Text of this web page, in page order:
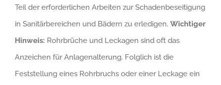
Teil der erforderlichen Arbeiten zur Schadenbeseitigung
in Sanitärbereichen und Bädern zu erledigen. Wichtiger
Hinweis: Rohrbrüche und Leckagen sind oft das
Anzeichen für Anlagenalterung. Folglich ist die
Feststellung eines Rohrbruchs oder einer Leckage ein